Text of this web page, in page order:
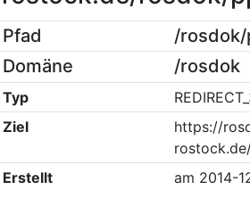
Pfad
/
Domäne
/rosdok
Typ
Ziel
https://
Erstellt
am 2014-